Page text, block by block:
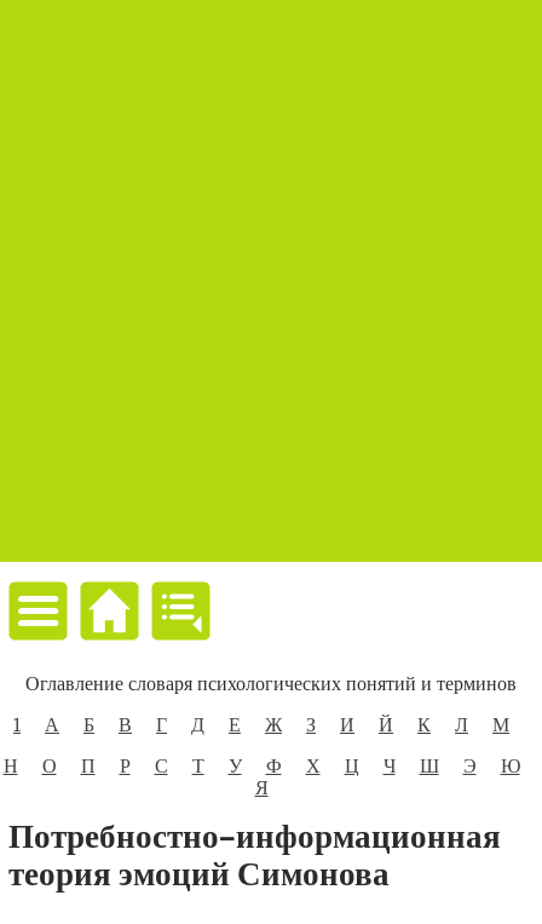
Оглавление словаря психологических понятий и терминов
1
А Б В Г Д Е Ж З И Й К Л
М
Н
О П Р С Т У Ф Х Ц Ч Ш Э
Ю
Я
Потребностно–информационная
теория эмоций Симонова